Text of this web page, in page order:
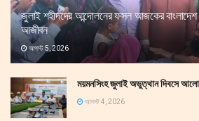
জুলাই শহীদদের আন্দোলনের ফসল আজকের বাংলাদেশ
আজীবন
আগস্ট 5, 2026
ময়মনসিংহ জুলাই অভুত্থান দিবসে
আগস্ট 4, 2026